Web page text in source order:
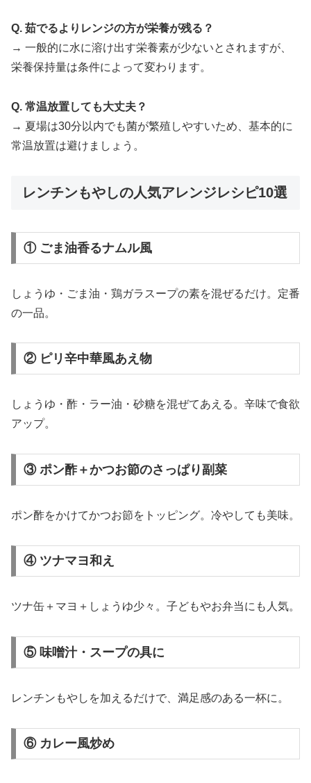
Q. 茹でるよりレンジの方が栄養が残る？
→ 一般的に水に溶け出す栄養素が少ないとされますが、
栄養保持量は条件によって変わります。
Q. 常温放置しても大丈夫？
→ 夏場は30分以内でも菌が繁殖しやすいため、基本的に
常温放置は避けましょう。
レンチンもやしの人気アレンジレシピ10選
① ごま油香るナムル風
しょうゆ・ごま油・鶏ガラスープの素を混ぜるだけ。定番
の一品。
② ピリ辛中華風あえ物
しょうゆ・酢・ラー油・砂糖を混ぜてあえる。辛味で食欲
アップ。
③ ポン酢＋かつお節のさっぱり副菜
ポン酢をかけてかつお節をトッピング。冷やしても美味。
④ ツナマヨ和え
ツナ缶＋マヨ＋しょうゆ少々。子どもやお弁当にも人気。
⑤ 味噌汁・スープの具に
レンチンもやしを加えるだけで、満足感のある一杯に。
⑥ カレー風炒め